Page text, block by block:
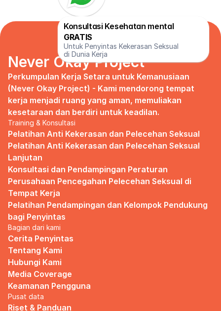
Never Okay Project
Perkumpulan Kerja Setara untuk Kemanusiaan
(Never Okay Project) - Kami mendorong tempat
kerja menjadi ruang yang aman, memuliakan
kesetaraan dan berdiri untuk keadilan.
Training & Konsultasi
Pelatihan Anti Kekerasan dan Pelecehan Seksual
Pelatihan Anti Kekerasan dan Pelecehan Seksual
Lanjutan
Konsultasi dan Pendampingan Peraturan
Perusahaan Pencegahan Pelecehan Seksual di
Tempat Kerja
Pelatihan Pendampingan dan Kelompok Pendukung
bagi Penyintas
Bagian dari kami
Cerita Penyintas
Tentang Kami
Hubungi Kami
Media Coverage
Keamanan Pengguna
Pusat data
Riset & Panduan
GRATIS
Untuk Penyintas Kekerasan Seksual
di Dunia Kerja